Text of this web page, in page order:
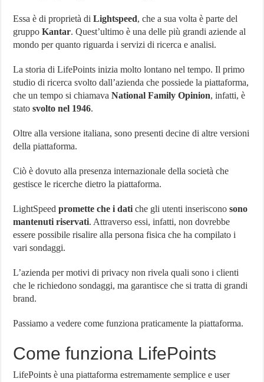
Essa è di proprietà diLightspeed, che a sua volta è parte del
gruppoKantar. Quest’ultimo è una delle più grandi aziende al
mondo per quanto riguarda i servizi di ricerca e analisi.
La storia di LifePoints inizia molto lontano nel tempo. Il primo
studio di ricerca svolto dall’azienda che possiede la piattaforma,
che un tempo si chiamavaNational Family Opinion, infatti, è
statosvolto nel 1946.
Oltre alla versione italiana, sono presenti decine di altre versioni
della piattaforma.
Ciò è dovuto alla presenza internazionale della società che
gestisce le ricerche dietro la piattaforma.
LightSpeedpromette che i datiche gli utenti inserisconosono
mantenuti riservati. Attraverso essi, infatti, non dovrebbe
essere possibile risalire alla persona fisica che ha compilato i
vari sondaggi.
L’azienda per motivi di privacy non rivela quali sono i clienti
che le richiedono sondaggi, ma garantisce che si tratta di grandi
brand.
Passiamo a vedere come funziona praticamente la piattaforma.
Come funziona LifePoints
LifePoints è una piattaforma estremamente semplice e user